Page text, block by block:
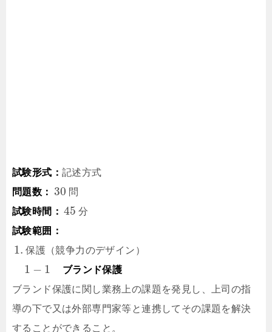
試験形式： 記述方式
問題数：
30 問
試験時間： 45 分
試験範囲：
1. 保護（競争力のデザイン）
1 − 1
ブランド保護
ブランド保護に関し業務上の課題を発見し、上司の指
導の下で又は外部専門家等と連携してその課題を解決
することができること。